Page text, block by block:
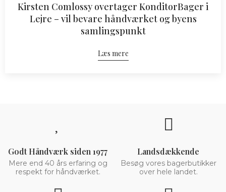
Kirsten Comlossy overtager KonditorBager i
Lejre – vil bevare håndværket og byens
samlingspunkt
Læs mere
Godt Håndværk siden 1977
Mere end 40 års erfaring og
respekt for håndværket.
Landsdækkende
Besøg vores bagerbutikker
over hele landet.